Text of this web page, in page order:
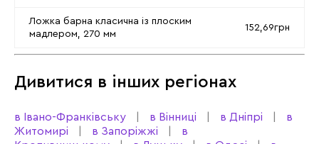
Ложка барна класична із плоским
мадлером, 270 мм
152,69грн
Дивитися в інших регіонах
в Івано-Франківську в Вінниці в Дніпрі
в
Житомирі
в Запоріжжі
в